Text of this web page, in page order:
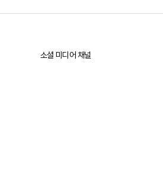
소셜 미디어 채널